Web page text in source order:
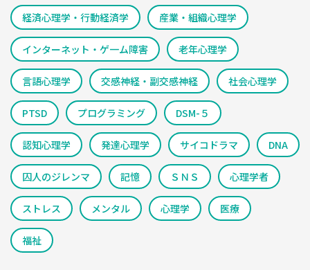
経済心理学・行動経済学 産業・組織心理学
インターネット・ゲ一ム障害 老年心理学
言語心理学 交感神経・副交感神経 社会心理学
PTSD プログラミング DSM-５
認知心理学 発達心理学 サイコドラマ DNA
囚人のジレンマ 記憶 ＳＮＳ 心理学者
ストレス メンタル 心理学 医療
福祉